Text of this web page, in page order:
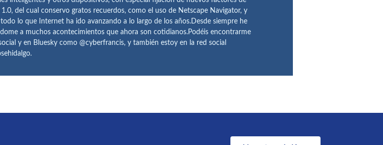
del cual conservo gratos recuerdos, como el uso de Netscape Navigator, y
lo que Internet ha ido avanzando a lo largo de los años.Desde siempre he
a muchos acontecimientos que ahora son cotidianos.Podéis encontrarme
y en Bluesky como @cyberfrancis, y también estoy en la red social